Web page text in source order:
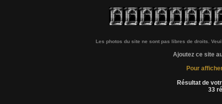
Les photos du site ne sont pas libres de droits.
Ajoutez ce site
Pour
Résultat de
33